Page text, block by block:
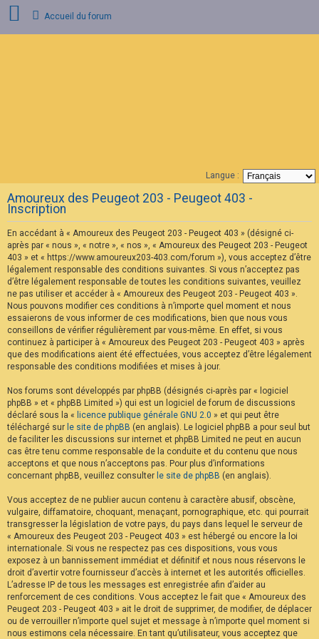
A
Q
Accueil du forum
Langue :
Amoureux des Peugeot 203 - Peugeot 403 -
Inscription
En accédant à « Amoureux des Peugeot 203 - Peugeot 403 » (désigné ci-
après par « nous », « notre », « nos », « Amoureux des Peugeot 203 - Peugeot
403 » et « https://www.amoureux203-403.com/forum »), vous acceptez d’être
légalement responsable des conditions suivantes. Si vous n’acceptez pas
d’être légalement responsable de toutes les conditions suivantes, veuillez
ne pas utiliser et accéder à « Amoureux des Peugeot 203 - Peugeot 403 ».
Nous pouvons modifier ces conditions à n’importe quel moment et nous
essaierons de vous informer de ces modifications, bien que nous vous
conseillons de vérifier régulièrement par vous-même. En effet, si vous
continuez à participer à « Amoureux des Peugeot 203 - Peugeot 403 » après
que des modifications aient été effectuées, vous acceptez d’être légalement
responsable des conditions modifiées et mises à jour.
Nos forums sont développés par phpBB (désignés ci-après par « logiciel
phpBB » et « phpBB Limited ») qui est un logiciel de forum de discussions
déclaré sous la « licence publique générale GNU 2.0 » et qui peut être
téléchargé sur le site de phpBB (en anglais). Le logiciel phpBB a pour seul but
de faciliter les discussions sur internet et phpBB Limited ne peut en aucun
cas être tenu comme responsable de la conduite et du contenu que nous
acceptons et que nous n’acceptons pas. Pour plus d’informations
concernant phpBB, veuillez consulter le site de phpBB (en anglais).
Vous acceptez de ne publier aucun contenu à caractère abusif, obscène,
vulgaire, diffamatoire, choquant, menaçant, pornographique, etc. qui pourrait
transgresser la législation de votre pays, du pays dans lequel le serveur de
« Amoureux des Peugeot 203 - Peugeot 403 » est hébergé ou encore la loi
internationale. Si vous ne respectez pas ces dispositions, vous vous
exposez à un bannissement immédiat et définitif et nous nous réservons le
droit d’avertir votre fournisseur d’accès à internet et les autorités officielles.
L’adresse IP de tous les messages est enregistrée afin d’aider au
renforcement de ces conditions. Vous acceptez le fait que « Amoureux des
Peugeot 203 - Peugeot 403 » ait le droit de supprimer, de modifier, de déplacer
ou de verrouiller n’importe quel sujet et message à n’importe quel moment si
nous estimons cela nécessaire. En tant qu’utilisateur, vous acceptez que